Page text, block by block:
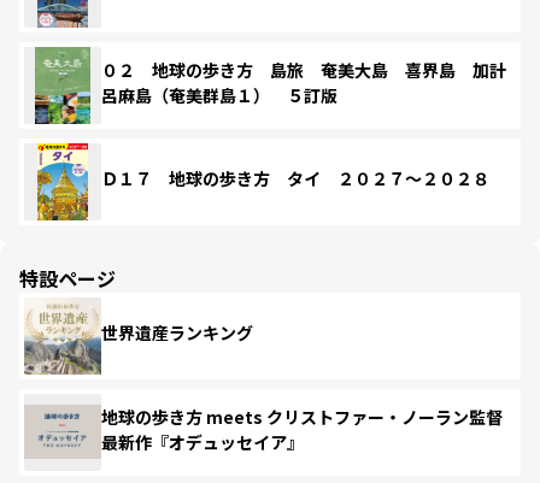
０２ 地球の歩き方 島旅 奄美大島 喜界島 加計
呂麻島（奄美群島１） ５訂版
Ｄ１７ 地球の歩き方 タイ ２０２７～２０２８
特設ページ
世界遺産ランキング
地球の歩き方 meets クリストファー・ノーラン監督
最新作『オデュッセイア』